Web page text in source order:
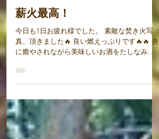
2022年5月30日
薪火最高！
今日も1日お疲れ様でした。 素敵な焚き火写
に癒やされながら美味しいお酒をたしなみた
いものです。 伐採作業も順調に進んでいて何
よりです。 今週も安全第一はりきっていきま
しょう❗ #島田市薪 #薪販売 #キャンプ #焚き
火...